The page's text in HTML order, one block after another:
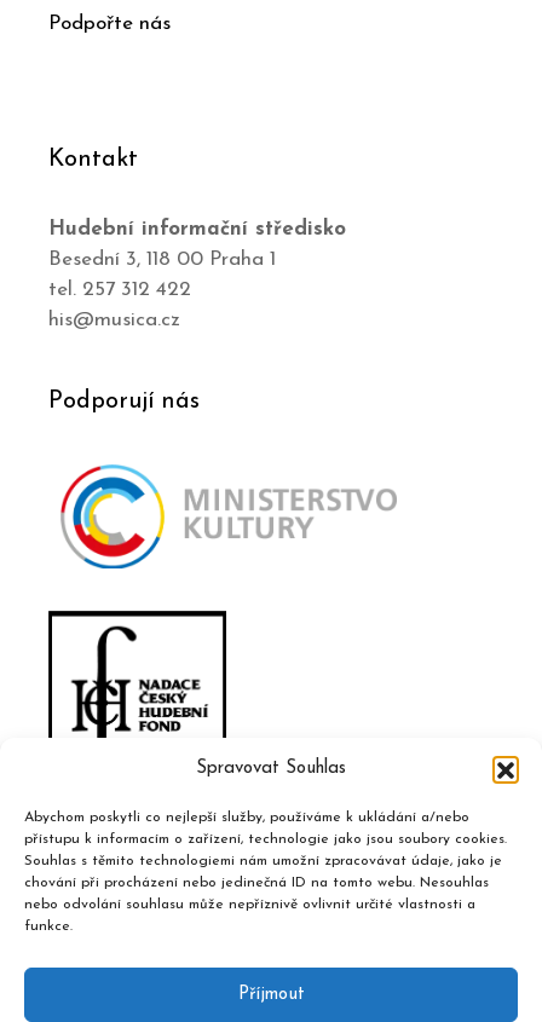
Spravovat Souhlas
Abychom poskytli co nejlepší služby, používáme k ukládání a/nebo
přístupu k informacím o zařízení, technologie jako jsou soubory cookies.
Souhlas s těmito technologiemi nám umožní zpracovávat údaje, jako je
chování při procházení nebo jedinečná ID na tomto webu. Nesouhlas
nebo odvolání souhlasu může nepříznivě ovlivnit určité vlastnosti a
funkce.
Příjmout
Podpořte nás
Kontakt
Hudební informační středisko
Besední 3, 118 00 Praha 1
tel. 257 312 422
his@musica.cz
Podporují nás